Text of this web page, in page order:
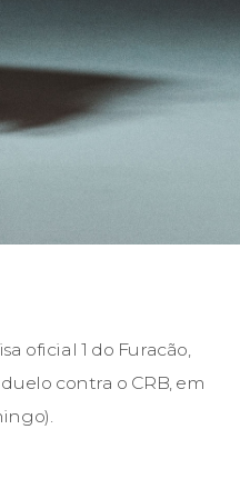
oficial 1 do Furacão,
contra o CRB, em